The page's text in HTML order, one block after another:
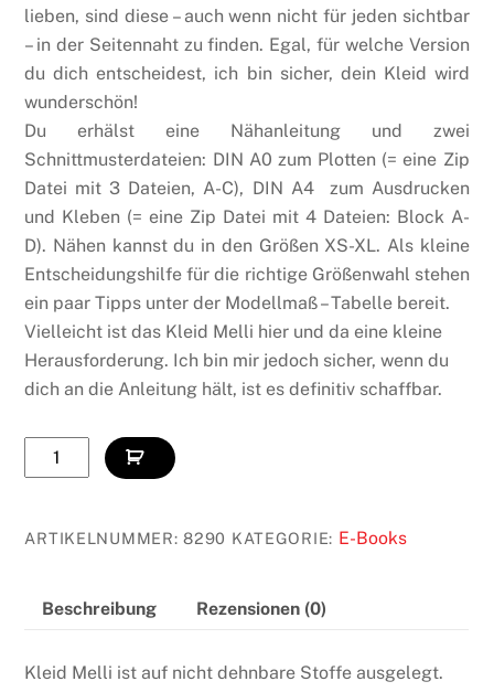
lieben, sind diese – auch wenn nicht für jeden sichtbar
– in der Seitennaht zu finden. Egal, für welche Version
du dich entscheidest, ich bin sicher, dein Kleid wird
wunderschön!
Du erhälst eine Nähanleitung und zwei
Schnittmusterdateien: DIN A0 zum Plotten (= eine Zip
Datei mit 3 Dateien, A-C), DIN A4 zum Ausdrucken
und Kleben (= eine Zip Datei mit 4 Dateien: Block A-
D). Nähen kannst du in den Größen XS-XL. Als kleine
Entscheidungshilfe für die richtige Größenwahl stehen
ein paar Tipps unter der Modellmaß – Tabelle bereit.
Vielleicht ist das Kleid Melli hier und da eine kleine
Herausforderung. Ich bin mir jedoch sicher, wenn du
dich an die Anleitung hält, ist es definitiv schaffbar.
Kleid
Melli
Menge
ARTIKELNUMMER:8290 KATEGORIE: E-Books
Beschreibung Rezensionen (0)
Kleid Melli ist auf nicht dehnbare Stoffe ausgelegt.